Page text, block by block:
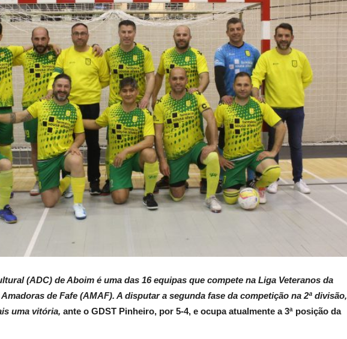
(ADC) de Aboim é uma das 16 equipas que compete na Liga Veteranos da
de Fafe (AMAF). A disputar a segunda fase da competição na 2ª divisão,
uma vitória, ante o GDST Pinheiro, por 5-4, e ocupa atualmente a 3ª posição da